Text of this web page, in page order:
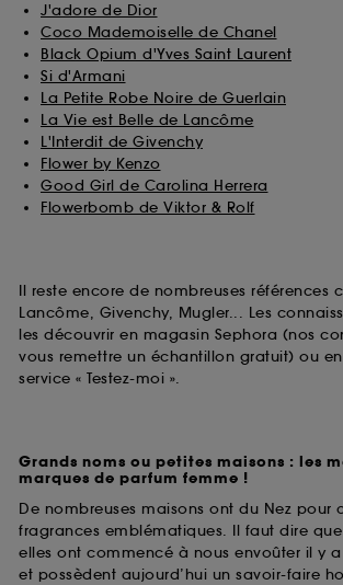
J'adore de Dior
Coco Mademoiselle de Chanel
Black Opium d'Yves Saint Laurent
Si d'Armani
La Petite Robe Noire de Guerlain
La Vie est Belle de Lancôme
L'Interdit de Givenchy
Flower by Kenzo
Good Girl de Carolina Herrera
Flowerbomb de Viktor & Rolf
Il reste encore de nombreuses références
Lancôme, Givenchy, Mugler... Les
les découvrir en magasin Sephora (nos
vous remettre un échantillon gratuit) ou
service « Testez-moi ».
Grands noms ou petites maisons : les
marques de parfum femme !
De nombreuses maisons ont du Nez pour
fragrances emblématiques. Il faut dire que
elles ont commencé à nous envoûter il y
et possèdent aujourd’hui un savoir-faire